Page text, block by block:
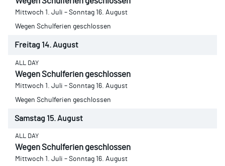
Mittwoch 1. Juli – Sonntag 16. August
Wegen Schulferien geschlossen
Freitag 14. August
ALL DAY
Wegen Schulferien geschlossen
Mittwoch 1. Juli – Sonntag 16. August
Wegen Schulferien geschlossen
Samstag 15. August
ALL DAY
Wegen Schulferien geschlossen
Mittwoch 1. Juli – Sonntag 16. August